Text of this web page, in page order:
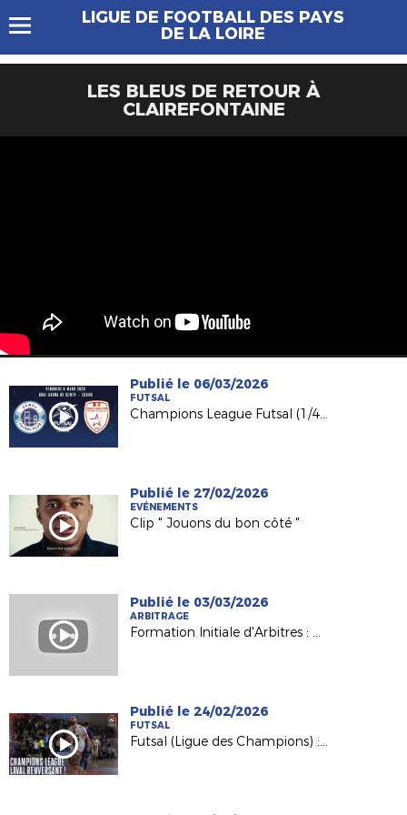
LIGUE DE FOOTBALL DES PAYS
DE LA LOIRE
LES BLEUS DE RETOUR À
CLAIREFONTAINE
Publié le 06/03/2026
FUTSAL
Champions League Futsal (1/4) : Semey FC - Etoile Lavalloise en direct !
Publié le 27/02/2026
EVÉNEMENTS
Clip " Jouons du bon côté "
Publié le 03/03/2026
ARBITRAGE
Formation Initiale d'Arbitres : Nathalie, formatrice et référente du Pôle féminin
Publié le 24/02/2026
FUTSAL
Futsal (Ligue des Champions) : la remontada de l'Etoile Lavalloise (5-4) !